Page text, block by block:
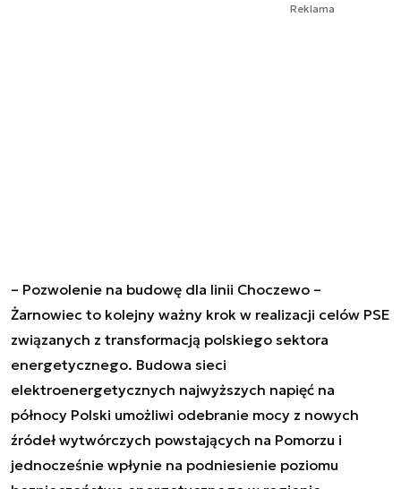
Reklama
– Pozwolenie na budowę dla linii Choczewo –
Żarnowiec to kolejny ważny krok w realizacji celów PSE
związanych z transformacją polskiego sektora
energetycznego. Budowa sieci
elektroenergetycznych najwyższych napięć na
północy Polski umożliwi odebranie mocy z nowych
źródeł wytwórczych powstających na Pomorzu i
jednocześnie wpłynie na podniesienie poziomu